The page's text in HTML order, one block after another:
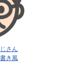
さん
き風